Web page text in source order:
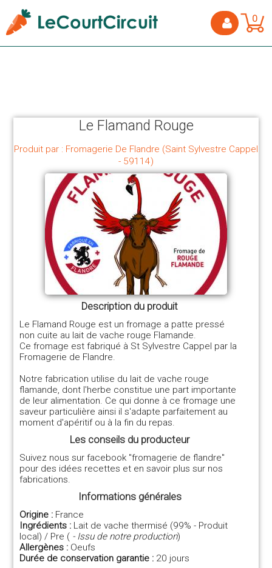
0
Le Flamand Rouge
Produit par : Fromagerie De Flandre (Saint Sylvestre Cappel
- 59114)
Description du produit
Le Flamand Rouge est un fromage a patte pressé
non cuite au lait de vache rouge Flamande.
Ce fromage est fabriqué à St Sylvestre Cappel par la
Fromagerie de Flandre.
Notre fabrication utilise du lait de vache rouge
flamande, dont l'herbe constitue une part importante
de leur alimentation. Ce qui donne à ce fromage une
saveur particulière ainsi il s'adapte parfaitement au
moment d'apéritif ou à la fin du repas.
Les conseils du producteur
Suivez nous sur facebook "fromagerie de flandre"
pour des idées recettes et en savoir plus sur nos
fabrications.
Informations générales
Origine : France
Ingrédients : Lait de vache thermisé (99% - Produit
local) / Pre ( - Issu de notre production)
Allergènes : Oeufs
Durée de conservation garantie : 20 jours